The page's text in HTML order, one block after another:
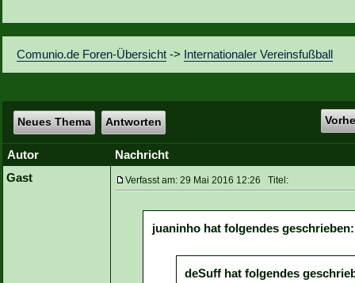
Vereinsfragen
Comunio.de Foren-Übersicht -> Internationaler Vereinsfußball
Neues Thema Antworten
Autor
Nachricht
Gast
Verfasst am: 29 Mai 2016 12:26 Titel:
juaninho hat folgendes geschrieben:
deSuff hat folgendes